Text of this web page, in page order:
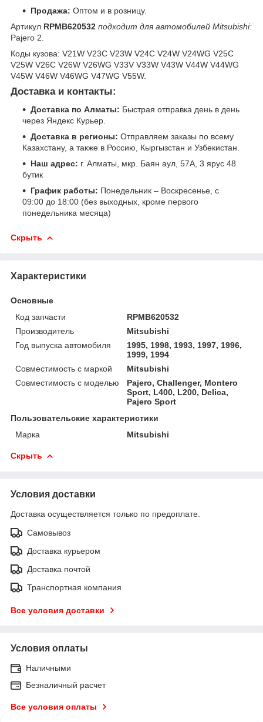
Продажа: Оптом и в розницу.
Артикул RPMB620532 подходит для автомобилей Mitsubishi:
Pajero 2.
Коды кузова: V21W V23C V23W V24C V24W V24WG V25C
V25W V26C V26W V26WG V33V V33W V43W V44W V44WG
V45W V46W V46WG V47WG V55W.
Доставка и контакты:
Доставка по Алматы: Быстрая отправка день в день
через Яндекс Курьер.
Доставка в регионы: Отправляем заказы по всему
Казахстану, а также в Россию, Кыргызстан и Узбекистан.
Наш адрес: г. Алматы, мкр. Баян аул, 57А, 3 ярус 48
бутик
График работы: Понедельник – Воскресенье, с
09:00 до 18:00 (без выходных, кроме первого
понедельника месяца)
Скрыть
Характеристики
Основные
Код запчасти
RPMB620532
Производитель
Mitsubishi
Год выпуска автомобиля
1995, 1998, 1993, 1997, 1996,
1999, 1994
Совместимость с маркой
Mitsubishi
Совместимость с моделью
Pajero, Challenger, Montero
Sport, L400, L200, Delica,
Pajero Sport
Пользовательские характеристики
Марка
Mitsubishi
Скрыть
Условия доставки
Доставка осуществляется только по предоплате.
Самовывоз
Доставка курьером
Доставка почтой
Транспортная компания
Все условия доставки
Условия оплаты
Наличными
Безналичный расчет
Все условия оплаты